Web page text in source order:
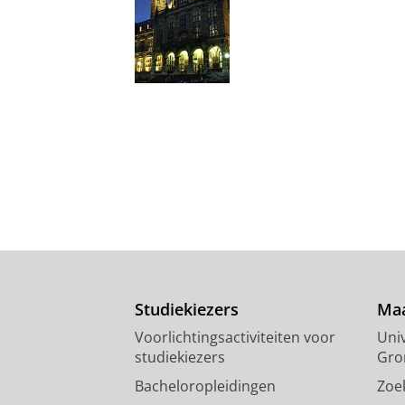
Studiekiezers
Voorlichtingsactiviteiten voor
studiekiezers
Bacheloropleidingen